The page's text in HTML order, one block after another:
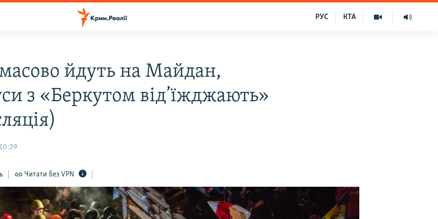
КТА
РУС
йдуть на Майдан,
з «Беркутом від’їжджають»
Читати без VPN